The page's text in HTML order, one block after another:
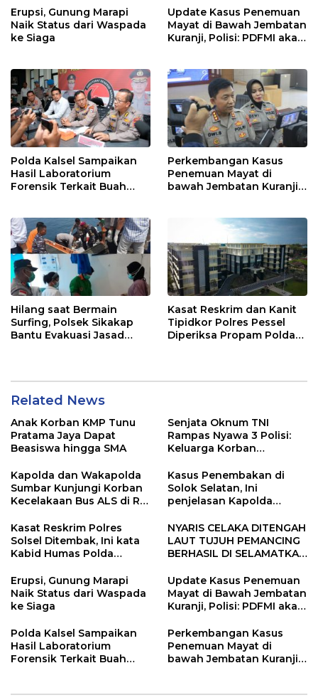
Erupsi, Gunung Marapi
Naik Status dari Waspada
ke Siaga
Update Kasus Penemuan
Mayat di Bawah Jembatan
Kuranji, Polisi: PDFMI akan
Polda Kalsel Sampaikan
Hasil Laboratorium
Forensik Terkait Buah
Perkembangan Kasus
Penemuan Mayat di
bawah Jembatan Kuranji,
Hilang saat Bermain
Surfing, Polsek Sikakap
Bantu Evakuasi Jasad
Kasat Reskrim dan Kanit
Tipidkor Polres Pessel
Diperiksa Propam Polda
Related News
Anak Korban KMP Tunu
Pratama Jaya Dapat
Beasiswa hingga SMA
Senjata Oknum TNI
Rampas Nyawa 3 Polisi:
Keluarga Korban
Saat Bertugas
Dikembalikan
Kapolda dan Wakapolda
Sumbar Kunjungi Korban
Kecelakaan Bus ALS di RS
Kasus Penembakan di
Solok Selatan, Ini
penjelasan Kapolda
Kasat Reskrim Polres
Solsel Ditembak, Ini kata
Kabid Humas Polda
NYARIS CELAKA DITENGAH
LAUT TUJUH PEMANCING
BERHASIL DI SELAMATKAN
SUMBAR
Erupsi, Gunung Marapi
Naik Status dari Waspada
ke Siaga
Update Kasus Penemuan
Mayat di Bawah Jembatan
Kuranji, Polisi: PDFMI akan
Polda Kalsel Sampaikan
Hasil Laboratorium
Forensik Terkait Buah
Perkembangan Kasus
Penemuan Mayat di
bawah Jembatan Kuranji,